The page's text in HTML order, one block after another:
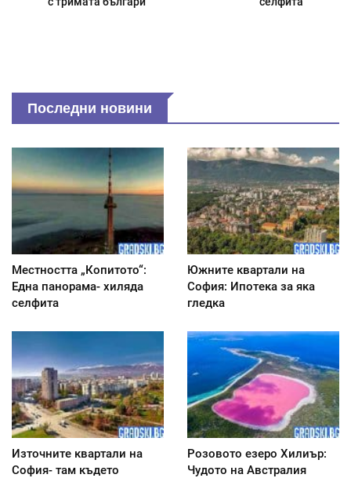
Последни новини
Местността „Копитото“:
Една панорама- хиляда
селфита
Южните квартали на
София: Ипотека за яка
гледка
Източните квартали на
София- там където
Розовото езеро Хилиър:
Чудото на Австралия